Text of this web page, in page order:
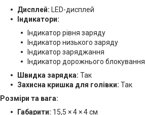
Дисплей: LED-дисплей
Індикатори:
Індикатор рівня заряду
Індикатор низького заряду
Індикатор заряджання
Індикатор дорожнього блокування
Швидка зарядка: Так
Захисна кришка для голівки: Так
Розміри та вага:
Габарити: 15,5 × 4 × 4 см